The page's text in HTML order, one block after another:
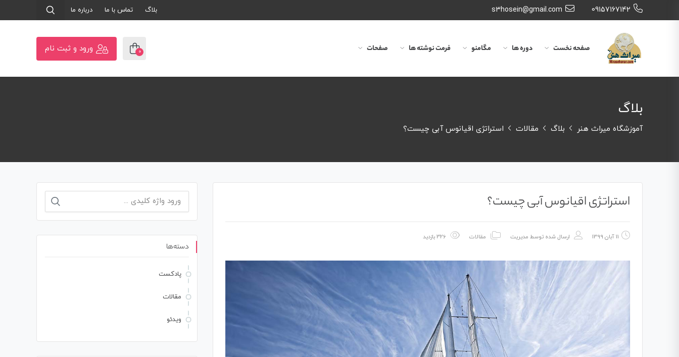
09157167142
s3hosein@gmail.com بلاگ تماس با ما درباره ما
صفحه نخست دوره ها مگامنو فرمت نوشته ها صفحات 0 ورود و ثبت نام
بلاگ
آموزشگاه میراث هنر بلاگ مقالات استراتژی اقیانوس آبی چیست؟
استراتژی اقیانوس آبی چیست؟
11 آبان 1399 ارسال شده توسط مدیریت مقالات
جستجو
دسته‌ها
پادکست
مقالات
ویدئو